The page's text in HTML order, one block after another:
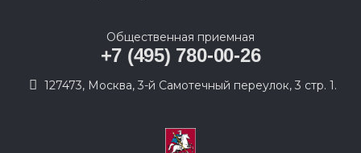
Общественная приемная
+7 (495) 780-00-26
127473, Москва, 3-й Самотечный переулок, 3 стр. 1.